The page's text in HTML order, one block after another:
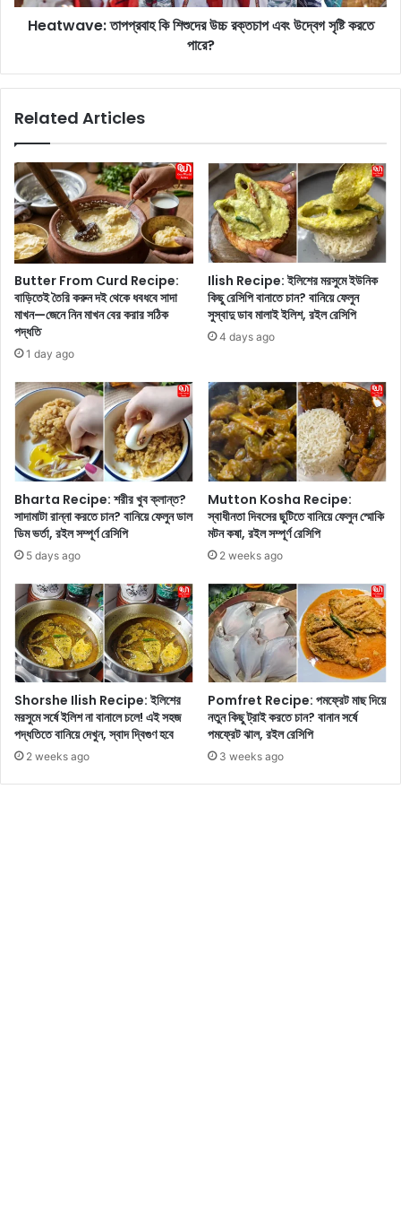
এ
জ
দ্ধ
ঘ
রে
ই
বা
নি
য়ে
ফে
লু
ন
জ
স্থা
নী
টি
চু
র্মা
,
আ
য়
রা
খা
ও
য়া
র
সা
থে
সা
থে
:
কি
দে
র
উ
চ্চ
র
চা
প
এ
দ্বে
গ
ষ্টি
ক
র
তে
পা
রে
?
Heatwave: তাপপ্রবাহ কি শিশুদের উচ্চ রক্তচাপ এবং উদ্বেগ সৃষ্টি করতে
পারে?
Related Articles
Butter From Curd Recipe:
বাড়িতেই তৈরি করুন দই থেকে ধবধবে সাদা
মাখন—জেনে নিন মাখন বের করার সঠিক
পদ্ধতি
1 day ago
Ilish Recipe: ইলিশের মরসুমে ইউনিক
কিছু রেসিপি বানাতে চান? বানিয়ে ফেলুন
সুস্বাদু ডাব মালাই ইলিশ, রইল রেসিপি
4 days ago
Bharta Recipe: শরীর খুব ক্লান্ত?
সাদামাটা রান্না করতে চান? বানিয়ে ফেলুন ডাল
ডিম ভর্তা, রইল সম্পূর্ণ রেসিপি
5 days ago
Mutton Kosha Recipe:
স্বাধীনতা দিবসের ছুটিতে বানিয়ে ফেলুন স্মোকি
মটন কষা, রইল সম্পূর্ণ রেসিপি
2 weeks ago
Shorshe Ilish Recipe: ইলিশের
মরসুমে সর্ষে ইলিশ না বানালে চলে! এই সহজ
পদ্ধতিতে বানিয়ে দেখুন, স্বাদ দ্বিগুণ হবে
2 weeks ago
Pomfret Recipe: পমফ্রেট মাছ দিয়ে
নতুন কিছু ট্রাই করতে চান? বানান সর্ষে
পমফ্রেট ঝাল, রইল রেসিপি
3 weeks ago